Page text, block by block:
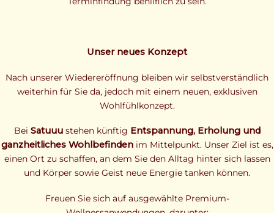
Unser neues Konzept
Nach unserer Wiedereröffnung bleiben wir selbstverständlich
weiterhin für Sie da, jedoch mit einem neuen, exklusiven
Wohlfühlkonzept.
Bei Satuuustehen künftig Entspannung, Erholung und
ganzheitliches Wohlbefindenim Mittelpunkt. Unser Ziel ist es,
einen Ort zu schaffen, an dem Sie den Alltag hinter sich lassen
und Körper sowie Geist neue Energie tanken können.
Freuen Sie sich auf ausgewählte Premium-